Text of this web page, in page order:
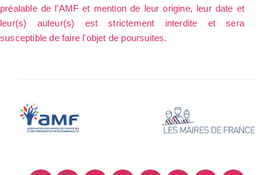
préalable de l'AMF et mention de leur origine, leur date et
leur(s) auteur(s) est strictement interdite et sera
susceptible de faire l'objet de poursuites.